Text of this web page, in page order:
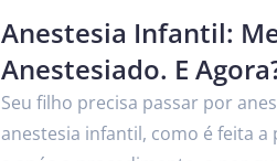
Anestesia Infantil:
Anestesiado. E
Seu filho precisa passar por
anestesia infantil, como é feita